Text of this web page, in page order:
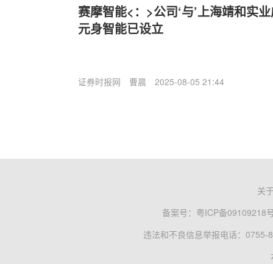
赛摩智能<：>公司‘与’上海靖和实
元身智能已设立
证券时报网 曹晨 2025-08-05 21:44
关
备案号： 粤ICP备09109218
违法和不良信息举报电话：0755-